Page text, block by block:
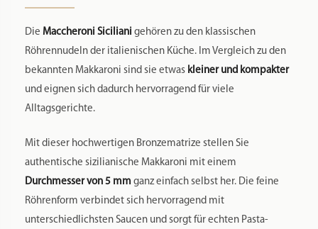
Die Maccheroni Siciliani gehören zu den klassischen
Röhrennudeln der italienischen Küche. Im Vergleich zu den
bekannten Makkaroni sind sie etwas kleiner und kompakter
und eignen sich dadurch hervorragend für viele
Alltagsgerichte.
Mit dieser hochwertigen Bronzematrize stellen Sie
authentische sizilianische Makkaroni mit einem
Durchmesser von 5 mm ganz einfach selbst her. Die feine
Röhrenform verbindet sich hervorragend mit
unterschiedlichsten Saucen und sorgt für echten Pasta-